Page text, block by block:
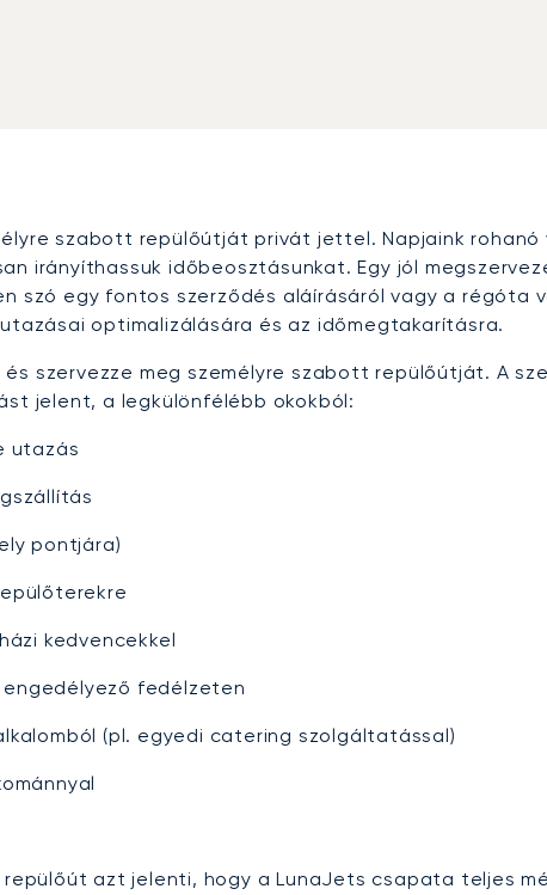
szabott repülőútját privát jettel. Napjaink
irányíthassuk időbeosztásunkat. Egy jól
szó egy fontos szerződés aláírásáról vagy a
optimalizálására és az időmegtakarításra.
szervezze meg személyre szabott repülőútját. A
jelent, a legkülönfélébb okokból:
utazás
pontjára)
kedvencekkel
fedélzeten
(pl. egyedi catering szolgáltatással)
azt jelenti, hogy a LunaJets csapata teljes